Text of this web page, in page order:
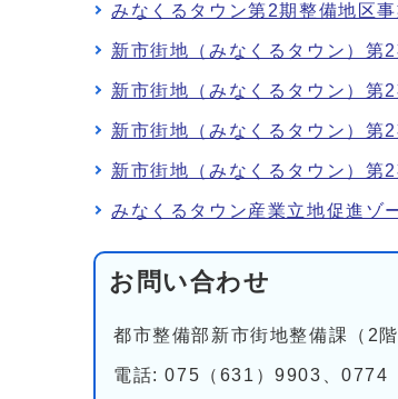
みなくるタウン第2期整備地区
新市街地（みなくるタウン）
新市街地（みなくるタウン）
新市街地（みなくるタウン）
新市街地（みなくるタウン）
みなくるタウン産業立地促進ゾ
お問い合わせ
都市整備部新市街地整備課（2階
電話: 075（631）9903、0774